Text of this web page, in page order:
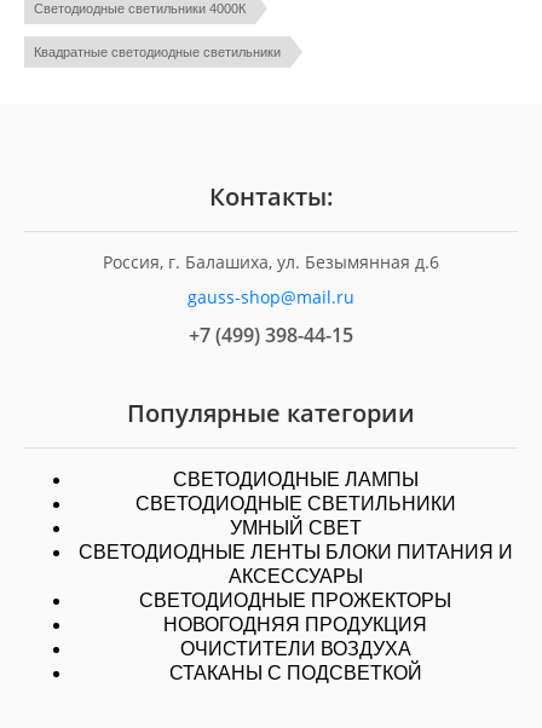
Светодиодные светильники 4000К
Квадратные светодиодные светильники
Контакты:
Россия, г. Балашиха, ул. Безымянная д.6
gauss-shop@mail.ru
+7 (499) 398-44-15
Популярные категории
СВЕТОДИОДНЫЕ ЛАМПЫ
СВЕТОДИОДНЫЕ СВЕТИЛЬНИКИ
УМНЫЙ СВЕТ
СВЕТОДИОДНЫЕ ЛЕНТЫ БЛОКИ ПИТАНИЯ И
АКСЕССУАРЫ
СВЕТОДИОДНЫЕ ПРОЖЕКТОРЫ
НОВОГОДНЯЯ ПРОДУКЦИЯ
ОЧИСТИТЕЛИ ВОЗДУХА
СТАКАНЫ С ПОДСВЕТКОЙ